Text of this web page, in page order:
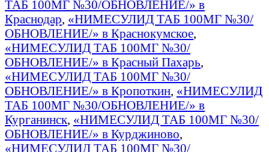
ТАБ 100МГ №30/ОБНОВЛЕНИЕ/» в
Краснодар, «НИМЕСУЛИД ТАБ 100МГ №30/
ОБНОВЛЕНИЕ/» в Краснокумское,
«НИМЕСУЛИД ТАБ 100МГ №30/
ОБНОВЛЕНИЕ/» в Красный Пахарь,
«НИМЕСУЛИД ТАБ 100МГ №30/
ОБНОВЛЕНИЕ/» в Кропоткин, «НИМЕСУЛИД
ТАБ 100МГ №30/ОБНОВЛЕНИЕ/» в
Курганинск, «НИМЕСУЛИД ТАБ 100МГ №30/
ОБНОВЛЕНИЕ/» в Курджиново,
«НИМЕСУЛИД ТАБ 100МГ №30/